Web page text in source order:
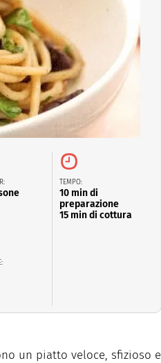
TEMPO:
10 min di
preparazione
15 min di cottura
un piatto veloce, sfizioso e